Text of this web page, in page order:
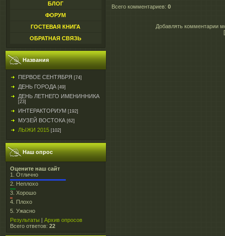
БЛОГ
ФОРУМ
ГОСТЕВАЯ КНИГА
ОБРАТНАЯ СВЯЗЬ
Названия
ПЕРВОЕ СЕНТЯБРЯ [74]
ДЕНЬ ГОРОДА [49]
ДЕНЬ ЛЕТНЕГО ИМЕНИННИКА
[23]
ИНТЕРАКТОРИУМ [192]
МУЗЕЙ ВОСТОКА [62]
ЛЫЖИ 2015 [102]
Наш опрос
Оцените наш сайт
1. Отлично
2. Неплохо
3. Хорошо
4. Плохо
5. Ужасно
Результаты | Архив опросов
Всего ответов: 22
Всего комментариев: 0
Добавлять комментарии